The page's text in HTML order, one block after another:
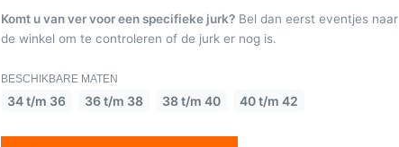
Komt u van ver voor een specifieke jurk? Bel dan eerst eventjes naar
de winkel om te controleren of de jurk er nog is.
BESCHIKBARE MATEN
34 t/m 36 36 t/m 38 38 t/m 40 40 t/m 42